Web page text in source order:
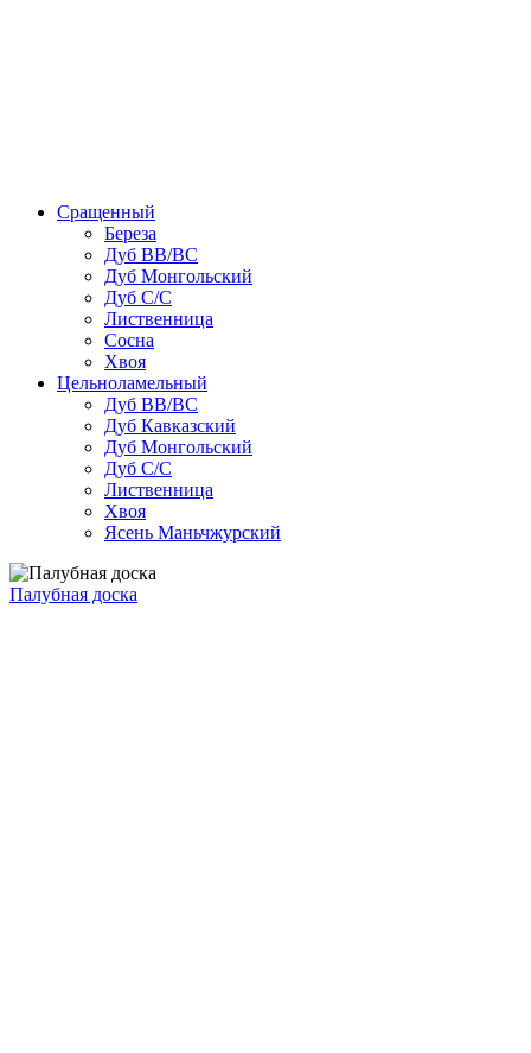
Сращенный
Береза
Дуб ВВ/ВС
Дуб Монгольский
Дуб С/С
Лиственница
Сосна
Хвоя
Цельноламельный
Дуб ВВ/ВС
Дуб Кавказский
Дуб Монгольский
Дуб С/С
Лиственница
Хвоя
Ясень Маньчжурский
Палубная доска